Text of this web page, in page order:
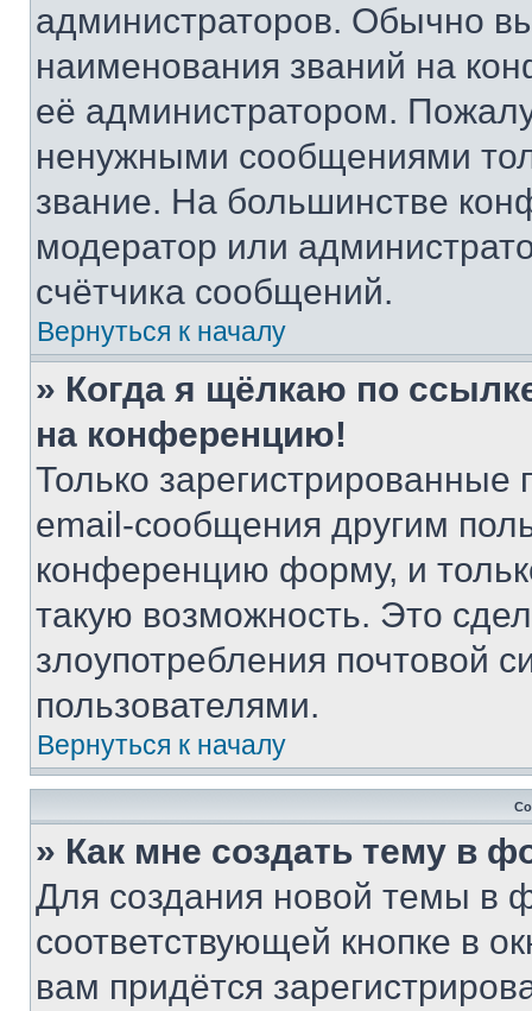
администраторов. Обычно
наименования званий на
её администратором.
ненужными сообщениями
звание. На большинстве
модератор или
счётчика сообщений.
Вернуться к началу
» Когда я щёлкаю по
на конференцию!
Только зарегистрированные
email-сообщения другим
конференцию форму, и
такую возможность. Это
злоупотребления почтовой
пользователями.
Вернуться к началу
» Как мне создать тему в
Для создания новой темы в
соответствующей кнопке в
вам придётся